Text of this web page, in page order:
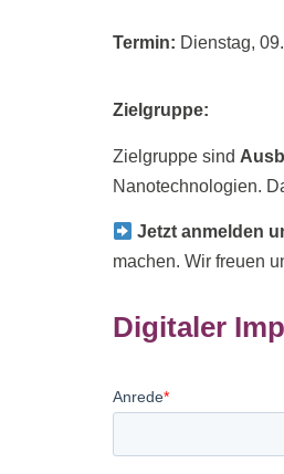
Termin: Dienstag,
Zielgruppe:
Zielgruppe sind
Nanotechnologien.
Jetzt anmelden
machen. Wir freuen
Digitaler